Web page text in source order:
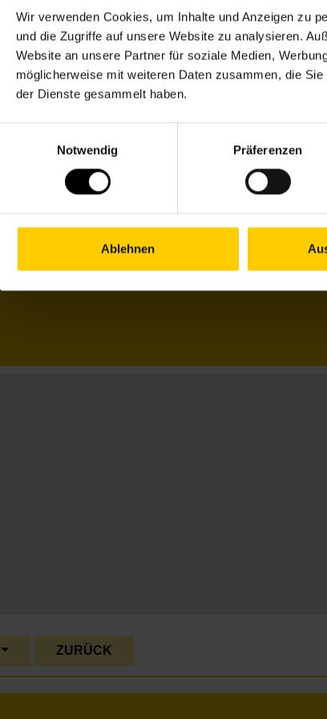
Wir verwenden Cookies, um Inhalte und Anzeigen zu
und die Zugriffe auf unsere Website zu analysieren.
Website an unsere Partner für soziale Medien,
möglicherweise mit weiteren Daten zusammen, die
der Dienste gesammelt haben.
Notwendig
Präferenzen
Ablehnen
ZURÜCK